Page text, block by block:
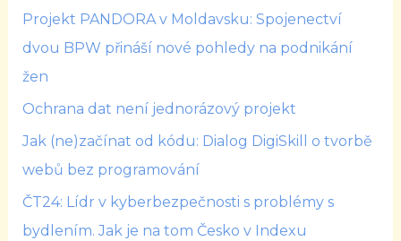
Projekt PANDORA v Moldavsku: Spojenectví
dvou BPW přináší nové pohledy na podnikání
žen
Ochrana dat není jednorázový projekt
Jak (ne)začínat od kódu: Dialog DigiSkill o tvorbě
webů bez programování
ČT24: Lídr v kyberbezpečnosti s problémy s
bydlením. Jak je na tom Česko v Indexu